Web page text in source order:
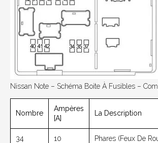
Nissan Note – Schéma Boite À Fusibles –
Nombre
Ampères
[A]
La Description
34 10 Phares (feux De